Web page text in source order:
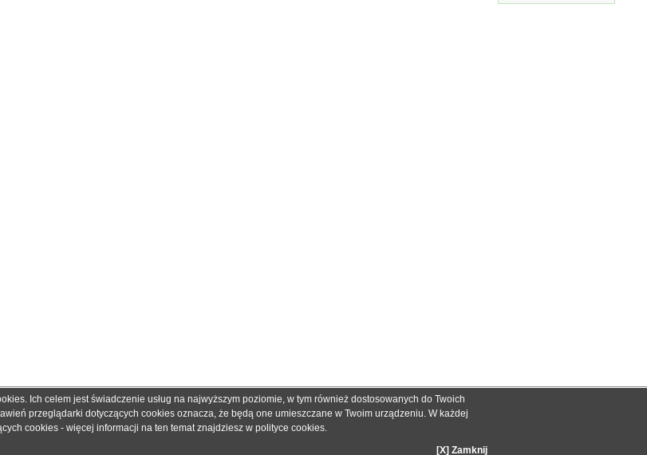
zastrzeżonymi dla ich właścicieli i zostały użyte wyłącznie w celach informacyjnych dla określenia kompatybilności produktów.
dane techniczne nie zawierają braków lub błędów, które jednak nie mogą być podstawą roszczeń.
wątpliwości prosimy o kontakt z handlowcem przed podjęciem decyzji o zakupie.
Ich celem jest świadczenie usług na najwyższym poziomie, w tym również dostosowanych do Twoich
przeglądarki dotyczących cookies oznacza, że będą one umieszczane w Twoim urządzeniu. W każdej
cookies - więcej informacji na ten temat znajdziesz w polityce cookies.
[X] Zamknij